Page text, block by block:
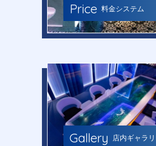
Price 料金システム
Gallery 店内ギャラ